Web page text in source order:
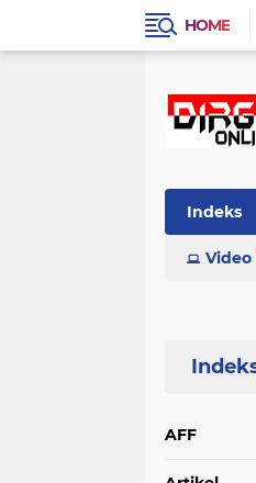
HOME
Indeks
Video
AFF